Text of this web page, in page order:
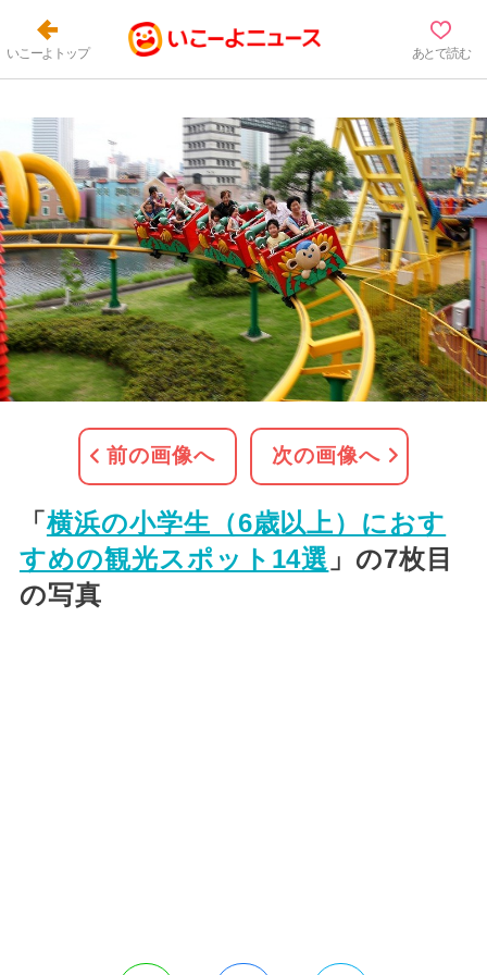
いこーよトップ あとで読む
前の画像へ 次の画像へ
「 横浜の小学生（6歳以上）におす
すめの観光スポット14選 」の7枚目
の写真